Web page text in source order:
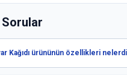
Sorular
Kağıdı ürününün özellikleri